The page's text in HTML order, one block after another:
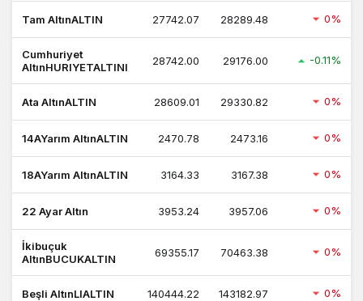
Tam AltınALTIN 27742.07 28289.48 0%
Cumhuriyet
AltınHURIYETALTINI
28742.00 29176.00 -0.11%
Ata AltınALTIN 28609.01 29330.82 0%
14AYarım AltınALTIN 2470.78 2473.16 0%
18AYarım AltınALTIN 3164.33 3167.38 0%
22 Ayar Altın 3953.24 3957.06 0%
İkibuçuk
AltınBUCUKALTIN
69355.17 70463.38 0%
Beşli AltınLIALTIN 140444.22 143182.97 0%